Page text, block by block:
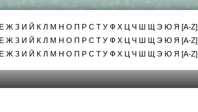
Е Ж З И Й К Л М Н О П Р С Т У Ф Х Ц Ч Ш Щ Э Ю Я [A-Z]
Е Ж З И Й К Л М Н О П Р С Т У Ф Х Ц Ч Ш Щ Э Ю Я [A-Z]
Е Ж З И Й К Л М Н О П Р С Т У Ф Х Ц Ч Ш Щ Э Ю Я [A-Z]